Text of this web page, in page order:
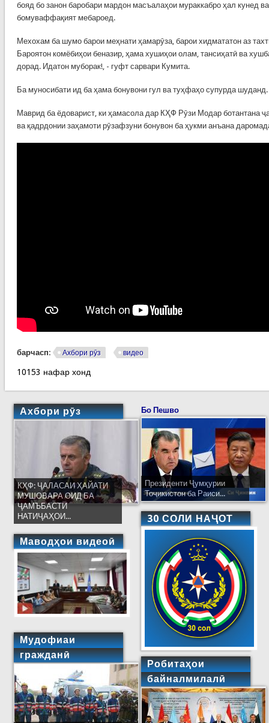
бояд бо занон баробари мардон масъалаҳои мураккабро ҳал кунед
бомуваффақият мебароед.
Мехохам ба шумо барои меҳнати ҳамарӯза, барои хидмататон аз
Бароятон комёбиҳои беназир, ҳама хушиҳои олам, тансиҳатӣ ва
дорад. Идатон муборак!, - гуфт сарвари Кумита.
Ба муносибати ид ба ҳама бонувони гул ва туҳфаҳо супурда шуданд.
Маврид ба ёдоварист, ки ҳамасола дар КҲФ Рӯзи Модар ботантана
ва қадрдонии заҳамоти рӯзафзуни бонувон ба ҳукми анъана
барчасп: Ахбори рӯз видео
10153 нафар хонд
Ахбори рӯз
КҲФ: ҶАЛАСАИ ҲАЙАТИ
МУШОВАРА ОИД БА
ҶАМЪБАСТИ
НАТИҶАҲОИ...
Маводҳои видеоӣ
Мудофиаи
гражданӣ
Бо Пешво
Президенти Ҷумҳурии
Тоҷикистон ба Раиси...
30 СОЛИ НАҶОТ
Робитаҳои
байналмилалӣ